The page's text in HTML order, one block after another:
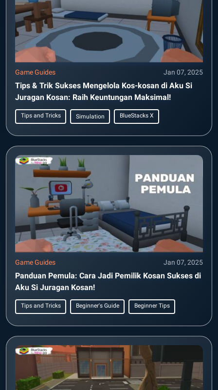
Game Guides Jan 07, 2025
Tips & Trik Sukses Mengelola Kos-kosan di Aku Si
Juragan Kosan: Raih Keuntungan Maksimal!
Tips and Tricks Simulation BlueStacks X
Game Guides Jan 07, 2025
Panduan Pemula: Cara Jadi Pemilik Kosan Sukses di
Aku Si Juragan Kosan!
Tips and Tricks Beginner's Guide Beginner Tips